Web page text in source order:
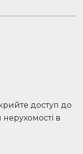
будь-коли.
та отримуйте
доступ до
в